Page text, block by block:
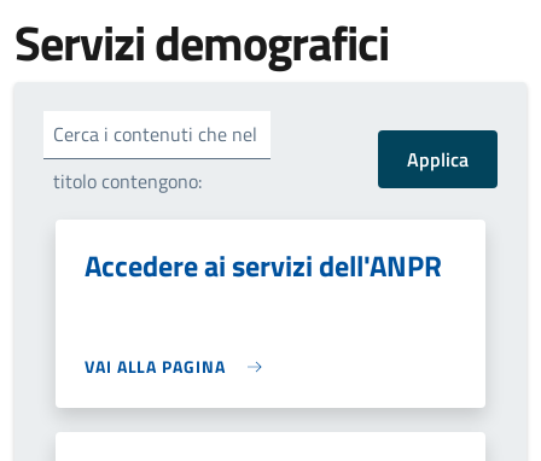
Servizi demografici
Cerca i contenuti che nel
titolo contengono:
Accedere ai servizi dell'ANPR
VAI ALLA PAGINA